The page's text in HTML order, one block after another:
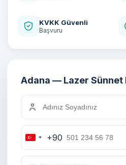
KVKK Güvenli
Başvuru
Adana — Lazer Sünnet
Turkey
+90
+90